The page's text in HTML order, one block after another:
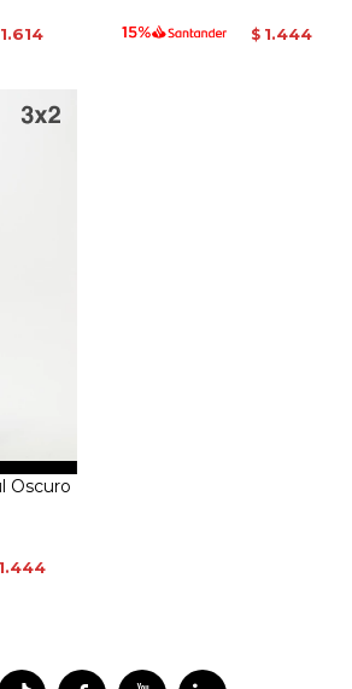
1.614 $ 1.444
Oscuro
1.444